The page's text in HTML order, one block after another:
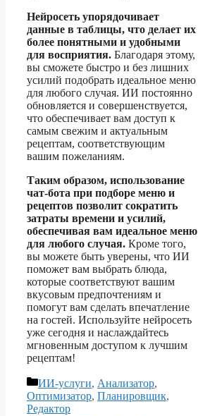
Нейросеть упорядочивает
данные в таблицы, что делает их
более понятными и удобными
для восприятия. Благодаря этому,
вы сможете быстро и без лишних
усилий подобрать идеальное меню
для любого случая. ИИ постоянно
обновляется и совершенствуется,
что обеспечивает вам доступ к
самым свежим и актуальным
рецептам, соответствующим
вашим пожеланиям.
Таким образом, использование
чат-бота при подборе меню и
рецептов позволит сократить
затраты времени и усилий,
обеспечивая вам идеальное меню
для любого случая. Кроме того,
вы можете быть уверены, что ИИ
поможет вам выбрать блюда,
которые соответствуют вашим
вкусовым предпочтениям и
помогут вам сделать впечатление
на гостей. Используйте нейросеть
уже сегодня и наслаждайтесь
мгновенным доступом к лучшим
рецептам!
Рубрики
ИИ-услуги, Анализатор,
Оптимизатор, Планировщик,
Редактор